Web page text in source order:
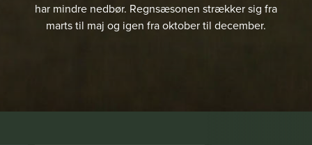
har mindre nedbør. Regnsæsonen strækker sig fra
marts til maj og igen fra oktober til december.